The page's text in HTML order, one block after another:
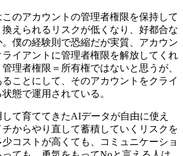
のアカウントの管理者権限を保持して
えられるリスクが低くなり、好都合な
僕の経験則で恐縮だが実質、アカウン
ライアントに管理者権限を解放してくれ
理者権限＝所有権ではないと思うが、
ことにして、そのアカウントをクライ
態で運用されている。
て育ててきたAIデータが自由に使え
からやり直して蓄積していくリスクを
コストが高くても、コミュニケーショ